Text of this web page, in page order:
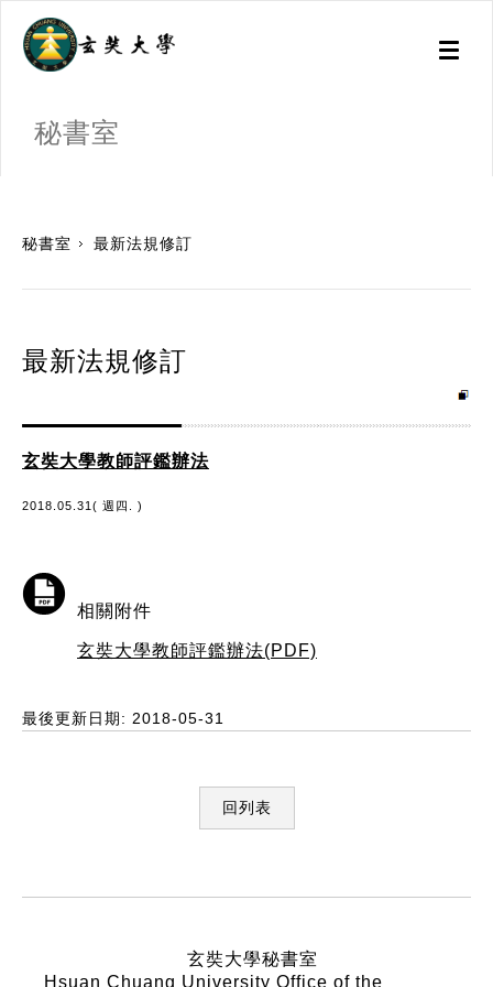
Toggle
秘書室
秘書室 最新法規修訂
最新法規修訂
玄奘大學教師評鑑辦法
2018.05.31( 週四. )
相關附件
玄奘大學教師評鑑辦法(PDF)
最後更新日期: 2018-05-31
回列表
玄奘大學秘書室
Hsuan Chuang University Office of the